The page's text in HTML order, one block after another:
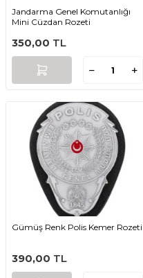
Jandarma Genel Komutanlığı
Mini Cüzdan Rozeti
350,00 TL
Gümüş Renk Polis Kemer Rozeti
390,00 TL